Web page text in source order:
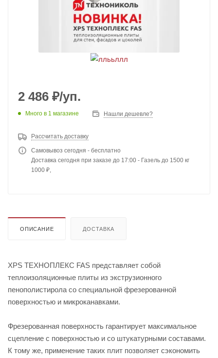
2 486 ₽/уп.
Много в 1 магазине Нашли дешевле?
Рассчитать доставку
Самовывоз сегодня - бесплатно
Доставка сегодня при заказе до 17:00 - Газель до 1500 кг
1000 ₽,
ОПИСАНИЕ ДОСТАВКА
XPS ТЕХНОПЛЕКС FAS представляет собой
теплоизоляционные плиты из экструзионного
пенополистирола со специальной фрезерованной
поверхностью и микроканавками.
Фрезерованная поверхность гарантирует максимальное
сцепление с поверхностью и со штукатурными составами.
К тому же, применение таких плит позволяет сэкономить